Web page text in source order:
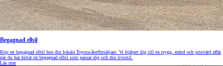
Begagnad elbil
Köp en begagnad elbil hos din lokala Toyota-återförsäljare. Vi hjälper dig till en trygg, enkel och prisvärd affär
när du har hittat en begagnad elbil som passar dig och din livsstil.
Läs mer